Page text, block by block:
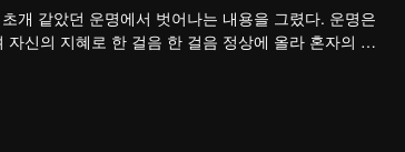
개 같았던 운명에서 벗어나는 내용을 그렸다. 운명은
신의 지혜로 한 걸음 한 걸음 정상에 올라 혼자의 힘